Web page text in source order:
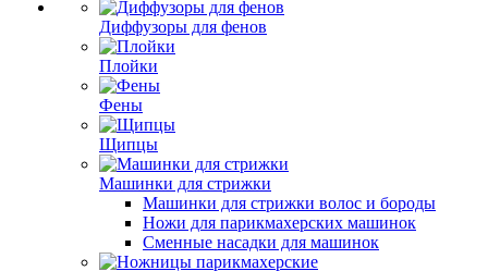
Диффузоры для фенов
Плойки
Фены
Щипцы
Машинки для стрижки
Машинки для стрижки волос и бороды
Ножи для парикмахерских машинок
Сменные насадки для машинок